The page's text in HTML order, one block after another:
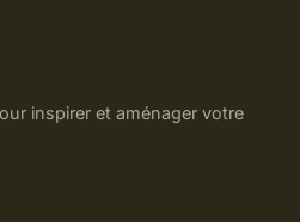
inspirer et aménager votre